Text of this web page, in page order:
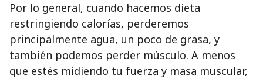
Por lo general, cuando hacemos dieta
restringiendo calorías, perderemos
principalmente agua, un poco de grasa, y
también podemos perder músculo. A menos
que estés midiendo tu fuerza y masa muscular,